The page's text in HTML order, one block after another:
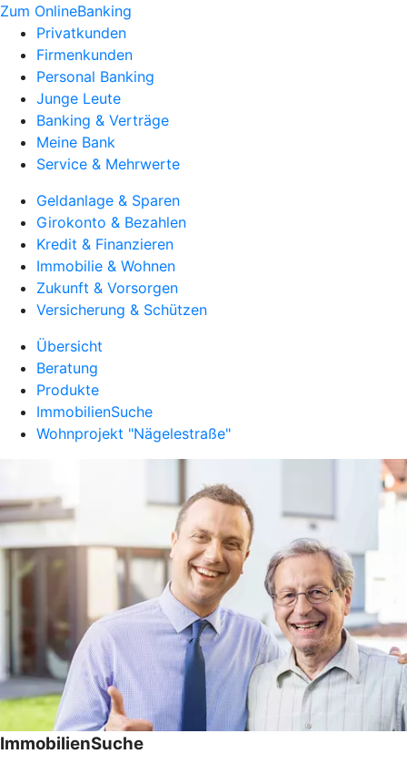
Zum OnlineBanking
Privatkunden
Firmenkunden
Personal Banking
Junge Leute
Banking & Verträge
Meine Bank
Service & Mehrwerte
Geldanlage & Sparen
Girokonto & Bezahlen
Kredit & Finanzieren
Immobilie & Wohnen
Zukunft & Vorsorgen
Versicherung & Schützen
Übersicht
Beratung
Produkte
ImmobilienSuche
Wohnprojekt "Nägelestraße"
ImmobilienSuche